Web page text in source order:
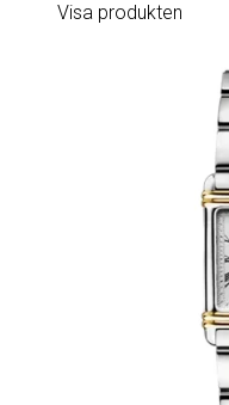
Visa produkten